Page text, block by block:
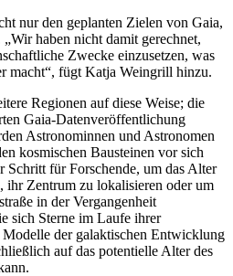
nur den geplanten Zielen von Gaia,
haben nicht damit gerechnet,
Zwecke einzusetzen, was
macht“, fügt Katja Weingrill hinzu.
Regionen auf diese Weise; die
Gaia-Datenveröffentlichung
Astronominnen und Astronomen
kosmischen Bausteinen vor sich
Schritt für Forschende, um das Alter
ihr Zentrum zu lokalisieren oder um
in der Vergangenheit
sich Sterne im Laufe ihrer
Modelle der galaktischen Entwicklung
auf das potentielle Alter des